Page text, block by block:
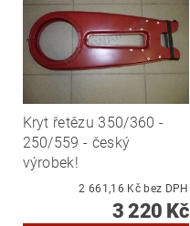
Kryt řetězu 350/360 -
250/559 - český
výrobek!
2 661,16 Kč bez DPH
3 220 Kč